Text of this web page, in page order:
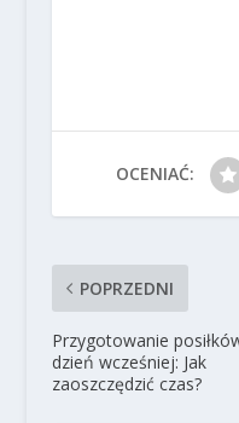
OCENIAĆ:
POPRZEDNI
Przygotowanie
dzień wcześniej: Jak
zaoszczędzić czas?